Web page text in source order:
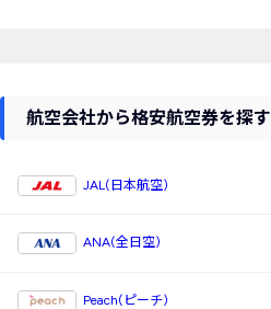
航空会社から格安航空券を探す
JAL(日本航空)
ANA(全日空)
Peach(ピーチ)